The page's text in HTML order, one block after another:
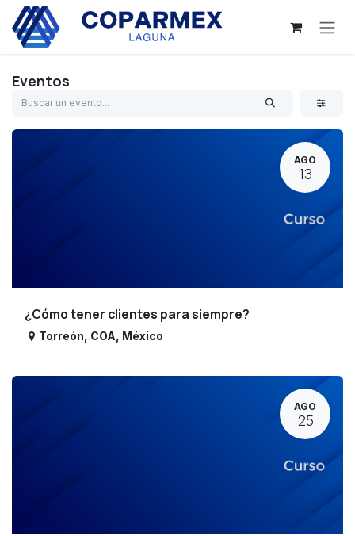
Ir al contenido
Eventos
AGO
13
¿Cómo tener clientes para siempre?
Torreón COA México
AGO
25